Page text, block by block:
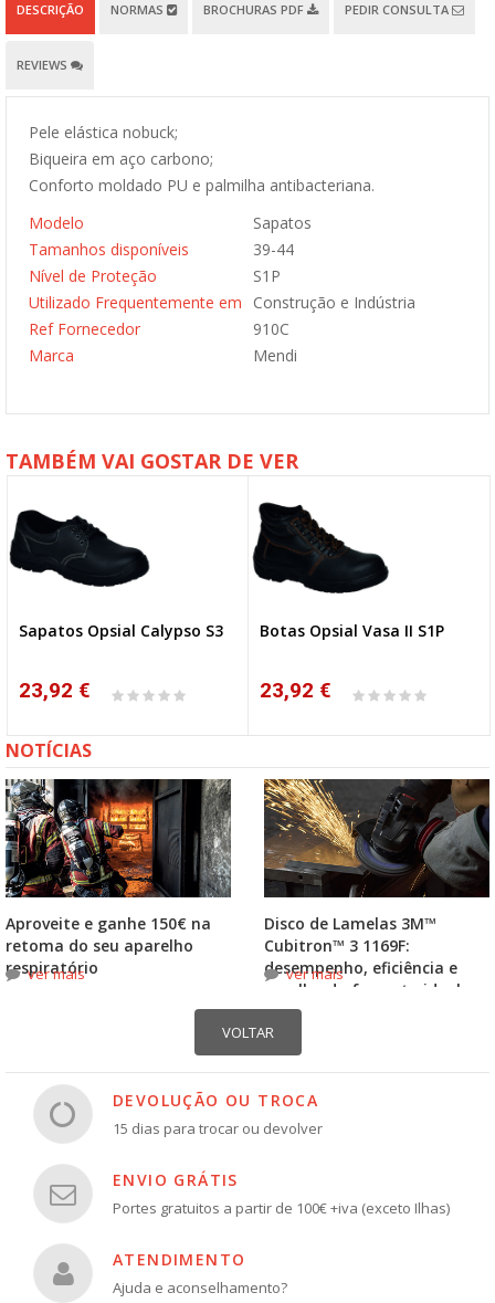
DESCRIÇÃO NORMAS BROCHURAS PDF PEDIR CONSULTA
REVIEWS
Pele elástica nobuck;
Biqueira em aço carbono;
Conforto moldado PU e palmilha antibacteriana.
Modelo
Sapatos
Tamanhos disponíveis
39-44
Nível de Proteção
S1P
Utilizado Frequentemente em
Construção e Indústria
Ref Fornecedor
910C
Marca
Mendi
TAMBÉM VAI GOSTAR DE VER
Sapatos Opsial Calypso S3
23,92 €
NOVO
Botas Opsial Vasa II S1P
23,92 €
NOTÍCIAS
Aproveite e ganhe 150€ na
retoma do seu aparelho
respiratório
ver mais
Disco de Lamelas 3M™
Cubitron™ 3 1169F:
desempenho, eficiência e
escolha do formato ideal
ver mais
DEVOLUÇÃO OU TROCA
15 dias para trocar ou devolver
ENVIO GRÁTIS
Portes gratuitos a partir de 100€ +iva (exceto Ilhas)
ATENDIMENTO
Ajuda e aconselhamento?